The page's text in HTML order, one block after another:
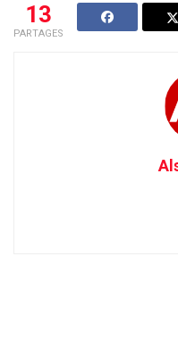
13
PARTAGES